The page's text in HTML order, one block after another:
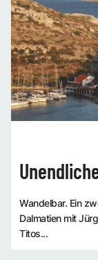
Wandelbar. Ein
Dalmatien mit
Titos...